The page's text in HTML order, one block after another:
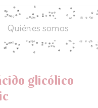
Quiénes somos
glicólico